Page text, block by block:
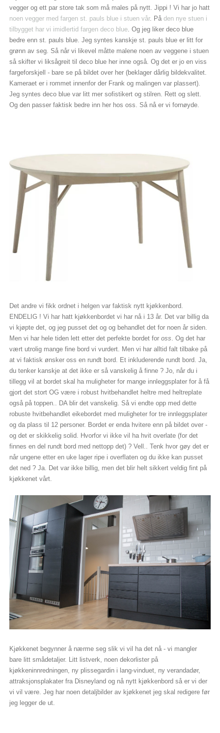
vegger og ett par store tak som må males på nytt. Jippi ! Vi har jo hatt
noen vegger med fargen st. pauls blue i stuen vår. På den nye stuen i
tilbygget har vi imidlertid fargen deco blue . Og jeg liker deco blue
bedre enn st. pauls blue. Jeg syntes kanskje st. pauls blue er litt for
grønn av seg. Så når vi likevel måtte malene noen av veggene i stuen
så skifter vi liksågreit til deco blue her inne også. Og det er jo en viss
fargeforskjell - bare se på bildet over her (beklager dårlig bildekvalitet.
Kameraet er i rommet innenfor der Frank og malingen var plassert).
Jeg syntes deco blue var litt mer sofistikert og stilren. Rett og slett.
Og den passer faktisk bedre inn her hos oss. Så nå er vi fornøyde.
Det andre vi fikk ordnet i helgen var faktisk nytt kjøkkenbord.
ENDELIG ! Vi har hatt kjøkkenbordet vi har nå i 13 år. Det var billig da
vi kjøpte det, og jeg pusset det og og behandlet det for noen år siden.
Men vi har hele tiden lett etter det perfekte bordet for oss . Og det har
vært utrolig mange fine bord vi vurdert. Men vi har alltid falt tilbake på
at vi faktisk ønsker oss en rundt bord. Et inkluderende rundt bord. Ja,
du tenker kanskje at det ikke er så vanskelig å finne ? Jo, når du i
tillegg vil at bordet skal ha muligheter for mange innleggsplater for å få
gjort det stort OG være i robust hvitbehandlet heltre med heltreplate
også på toppen.. DA blir det vanskelig. Så vi endte opp med dette
robuste hvitbehandlet eikebordet med muligheter for tre innleggsplater
og da plass til 12 personer. Bordet er enda hvitere enn på bildet over -
og det er skikkelig solid. Hvorfor vi ikke vil ha hvit overlate (for det
finnes en del rundt bord med nettopp det) ? Vell.. Tenk hvor gøy det er
når ungene etter en uke lager ripe i overflaten og du ikke kan pusset
det ned ? Ja. Det var ikke billig, men det blir helt sikkert veldig fint på
kjøkkenet vårt.
Kjøkkenet begynner å nærme seg slik vi vil ha det nå - vi mangler
bare litt smådetaljer. Litt listverk, noen dekorlister på
kjøkkeninnredningen, ny plissegardin i lang-vinduet, ny verandadør,
attraksjonsplakater fra Disneyland og nå nytt kjøkkenbord så er vi der
vi vil være. Jeg har noen detaljbilder av kjøkkenet jeg skal redigere før
jeg legger de ut.